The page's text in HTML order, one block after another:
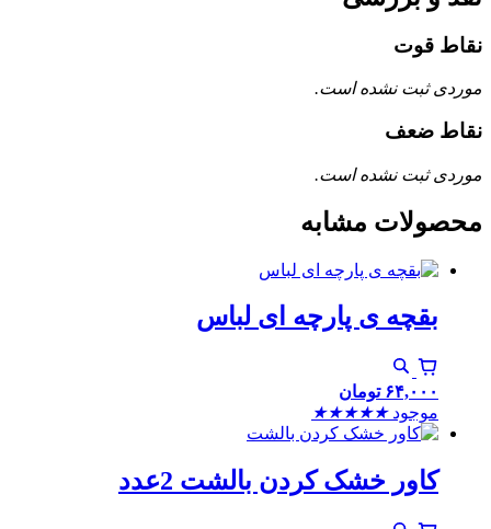
نقاط قوت
موردی ثبت نشده است.
نقاط ضعف
موردی ثبت نشده است.
محصولات مشابه
بقچه ی پارچه ای لباس
۶۴,۰۰۰ تومان
موجود ★
★
★
★
★
کاور خشک کردن بالشت 2عدد